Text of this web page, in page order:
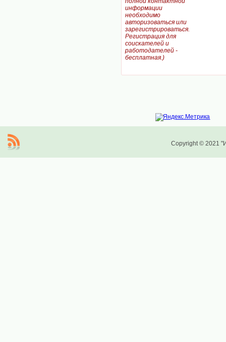
информации
необходимо
авторизоваться или
зарегистрироваться.
Регистрация для
соискателей и
работодателей -
бесплатная.)
Copyright © 2021